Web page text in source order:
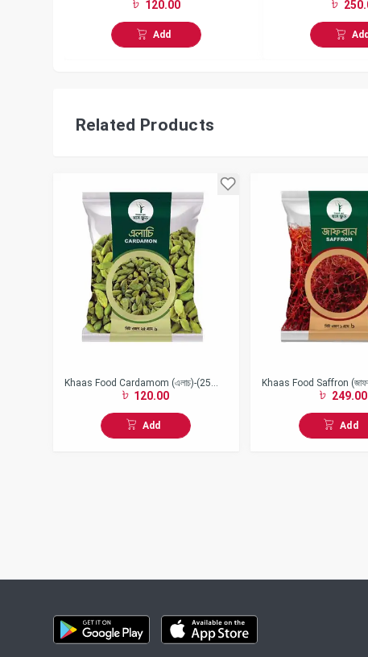
120.00
Add Add
Related Products
Khaas Food Cardamom (এলাচ)-(25
120.00
Add
Khaas Food Saffron
249.00
Add